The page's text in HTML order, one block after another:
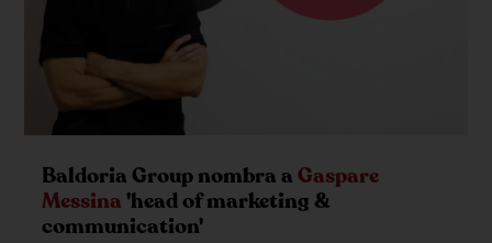
Baldoria Group nombra aGaspare
Messina 'head of marketing &
communication'